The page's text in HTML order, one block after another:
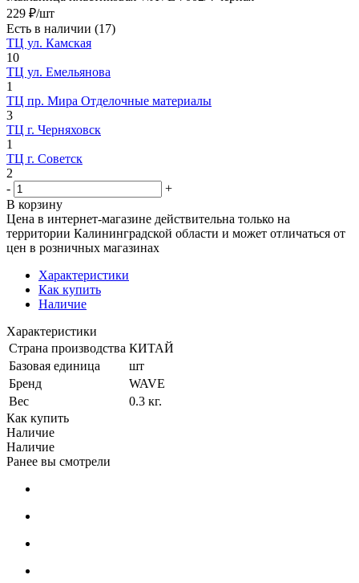
229 ₽/шт
Есть в наличии (17)
ТЦ ул. Камская
10
ТЦ ул. Емельянова
1
ТЦ пр. Мира Отделочные материалы
3
ТЦ г. Черняховск
1
ТЦ г. Советск
2
-
+
В корзину
Цена в интернет-магазине действительна только на
территории Калининградской области и может отличаться от
цен в розничных магазинах
Характеристики
Как купить
Наличие
Характеристики
Страна производства КИТАЙ
Базовая единица
шт
Бренд
WAVE
Вес
0.3 кг.
Как купить
Наличие
Наличие
Ранее вы смотрели